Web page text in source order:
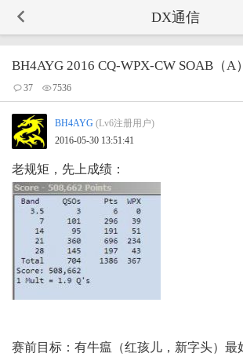
DX通信
BH4AYG 2016 CQ-WPX-CW SOAB（A
37 7536
BH4AYG (Lv6注册用户)
2016-05-30 13:51:41
老规矩，先上成绩：
赛前目标：有牛瘟（红孩儿，新字头）最